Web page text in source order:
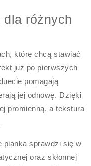
różnych
które chcą stawiać
już po pierwszych
pomagają
jej odnowę. Dzięki
promienną, a tekstura
pianka sprawdzi się w
oraz skłonnej